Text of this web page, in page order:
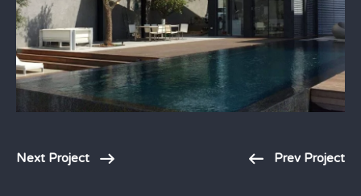
Prev Project
Next Project